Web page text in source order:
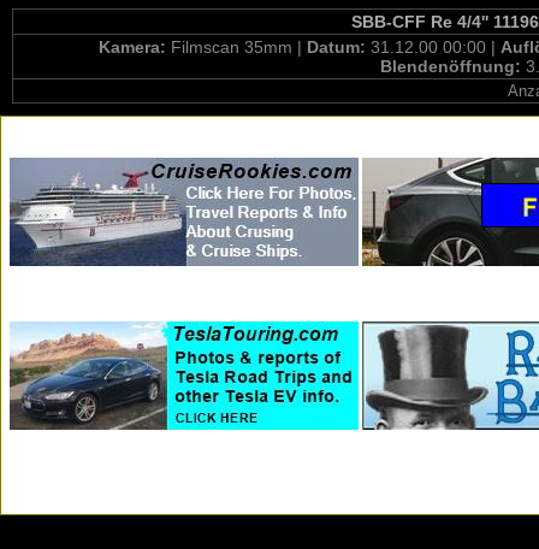
SBB-CFF Re 4/4''
Kamera: Filmscan 35mm | Datum: 31.12.00 00:00 |
Blendenöffnung: